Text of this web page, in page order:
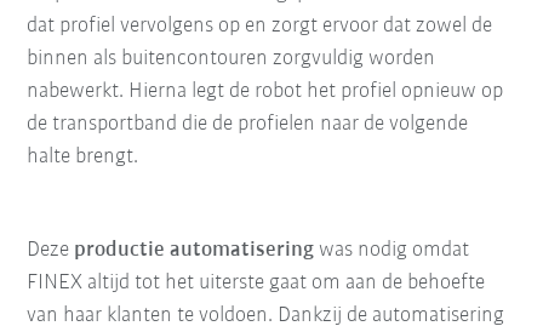
dat profiel vervolgens op en zorgt ervoor dat zowel de
binnen als buitencontouren zorgvuldig worden
nabewerkt. Hierna legt de robot het profiel opnieuw op
de transportband die de profielen naar de volgende
halte brengt.
Deze productie automatisering was nodig omdat
FINEX altijd tot het uiterste gaat om aan de behoefte
van haar klanten te voldoen. Dankzij de automatisering